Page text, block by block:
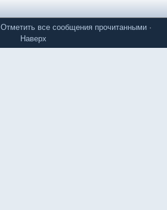
Отметить все сообщения прочитанными ·
Наверх